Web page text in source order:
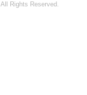
All Rights Reserved.